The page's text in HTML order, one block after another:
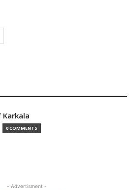
0 COMMENTS
- Advertisment -